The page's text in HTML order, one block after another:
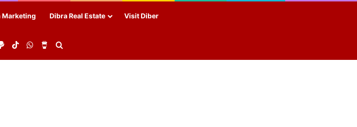
Marketing Dibra Real Estate Visit Diber
PaypalTikTokWhatsAppBuy Me a Coffee